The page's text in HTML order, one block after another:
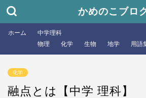
かめのこブロ
ホーム
中学理科
物理
化学 生物 地学 用語
化学
融点とは【中学 理科】